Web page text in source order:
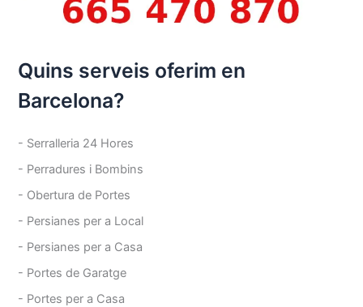
Quins serveis oferim en
Barcelona?
- Serralleria 24 Hores
- Perradures i Bombins
- Obertura de Portes
- Persianes per a Local
- Persianes per a Casa
- Portes de Garatge
- Portes per a Casa